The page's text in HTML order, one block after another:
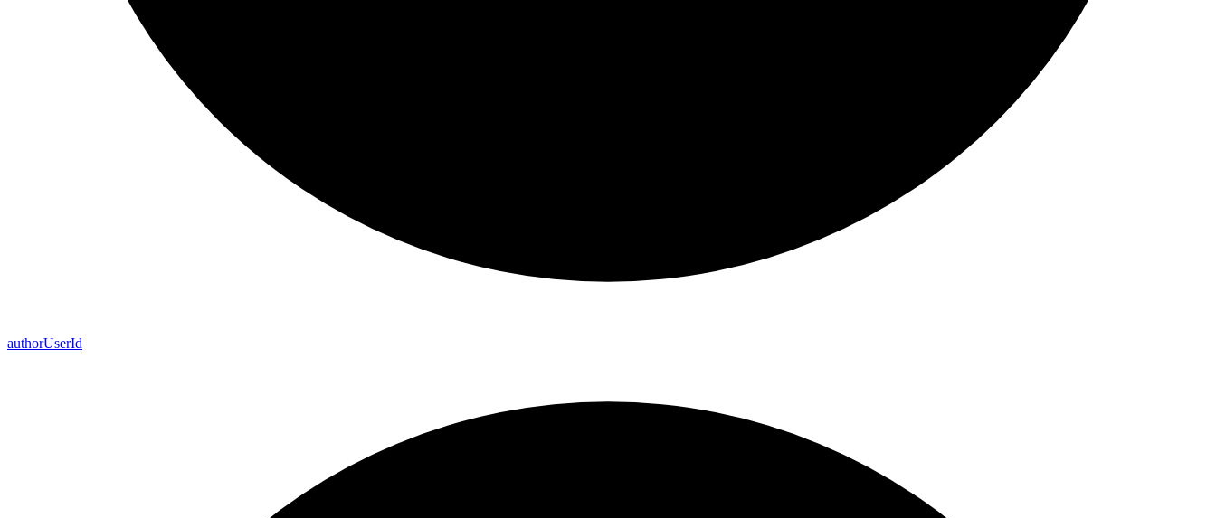
authorUserId